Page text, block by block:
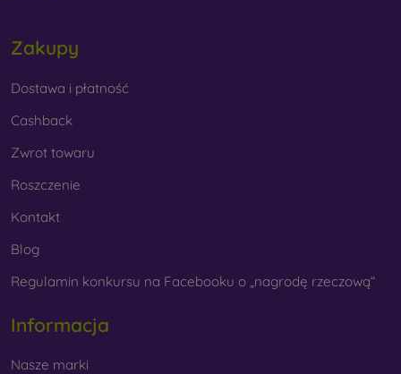
Zakupy
Dostawa i płatność
Cashback
Zwrot towaru
Roszczenie
Kontakt
Blog
Regulamin konkursu na Facebooku o „nagrodę rzeczową“
Informacja
Nasze marki